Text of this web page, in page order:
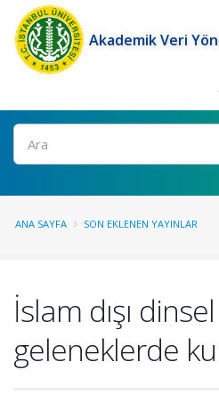
Akademik Veri
Ara
ANA SAYFA SON EKLENEN YAYINLAR
İslam dışı dinsel
geleneklerde